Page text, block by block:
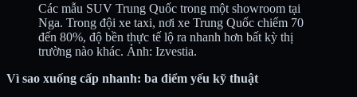
Các mẫu SUV Trung Quốc trong một showroom tại
Nga. Trong đội xe taxi, nơi xe Trung Quốc chiếm 70
đến 80%, độ bền thực tế lộ ra nhanh hơn bất kỳ thị
trường nào khác. Ảnh: Izvestia.
Vì sao xuống cấp nhanh: ba điểm yếu kỹ thuật